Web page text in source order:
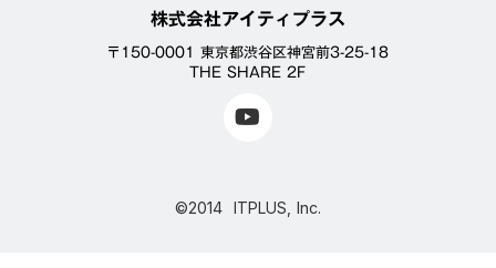
株式会社アイティプラス
〒150-0001 東京都渋谷区神宮前3-25-18
THE SHARE 2F
©2014 ITPLUS, Inc.